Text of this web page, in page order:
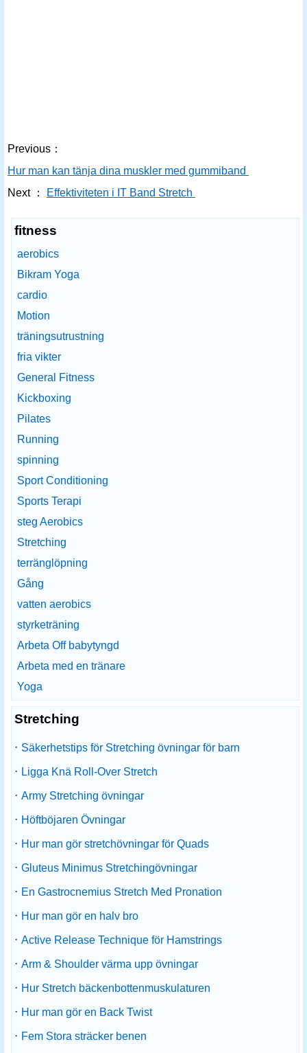
Previous：
Hur man kan tänja dina muskler med gummiband
Next ：
Effektiviteten i IT Band Stretch
fitness
aerobics
Bikram Yoga
cardio
Motion
träningsutrustning
fria vikter
General Fitness
Kickboxing
Pilates
Running
spinning
Sport Conditioning
Sports Terapi
steg Aerobics
Stretching
terränglöpning
Gång
vatten aerobics
styrketräning
Arbeta Off babytyngd
Arbeta med en tränare
Yoga
Stretching
· Säkerhetstips för Stretching övningar för barn
· Ligga Knä Roll-Over Stretch
· Army Stretching övningar
· Höftböjaren Övningar
· Hur man gör stretchövningar för Quads
· Gluteus Minimus Stretchingövningar
· En Gastrocnemius Stretch Med Pronation
· Hur man gör en halv bro
· Active Release Technique för Hamstrings
· Arm & Shoulder värma upp övningar
· Hur Stretch bäckenbottenmuskulaturen
· Hur man gör en Back Twist
· Fem Stora sträcker benen